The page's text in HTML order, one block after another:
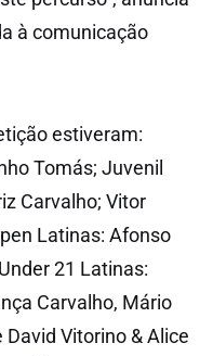
à comunicação
estiveram:
Tomás; Juvenil
Carvalho; Vitor
Latinas: Afonso
21 Latinas:
Carvalho, Mário
Vitorino & Alice